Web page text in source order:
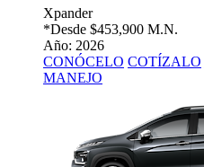
Xpander
*Desde $453,900 M.N.
Año: 2026
CONÓCELO COTÍZALO
MANEJO